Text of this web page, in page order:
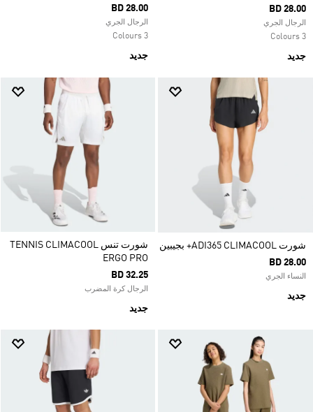
BD 28.00
الرجال الجري
3 Colours
جديد
BD 28.00
الرجال الجري
3 Colours
جديد
شورت ADI365 CLIMACOOL+ بجيبين
BD 28.00
النساء الجري
جديد
شورت تنس TENNIS CLIMACOOL
ERGO PRO
BD 32.25
الرجال كرة المضرب
جديد